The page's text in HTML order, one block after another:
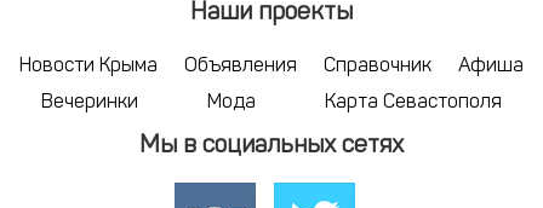
Наши проекты
Новости Крыма Объявления Справочник
Афиша
Вечеринки
Мода Карта Севастополя
Мы в социальных сетях